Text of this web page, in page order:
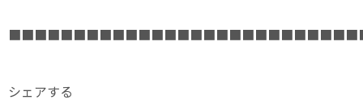
シェアする